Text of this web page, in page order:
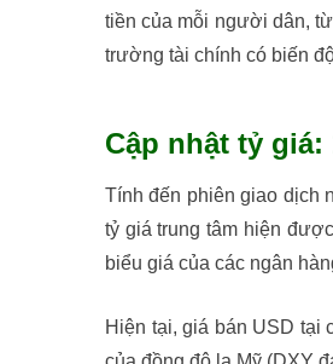
tiền của mỗi người dân,
trường tài chính có biến
Cập nhật tỷ
Tính đến phiên giao dịch
tỷ giá trung tâm hiện
biểu giá của các ngân
Hiện tại, giá bán USD tại